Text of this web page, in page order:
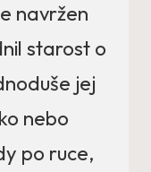
navržen
starost o
jej
nebo
po ruce,